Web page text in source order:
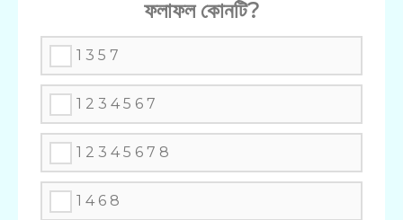
ফলাফল কোনটি?
1 3 5 7
1 2 3 4 5 6 7
1 2 3 4 5 6 7 8
1 4 6 8